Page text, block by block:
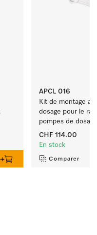
APCL 016
Kit de montage
dosage pour le
pompes de
CHF 114.00
En stock
Comparer